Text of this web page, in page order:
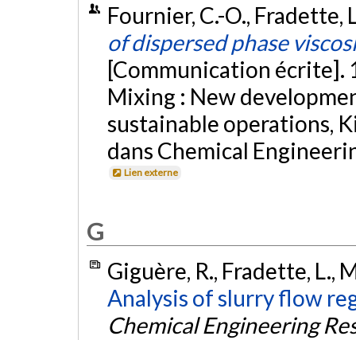
Fournier, C.-O., Fradette,
of dispersed phase
[Communication écrite].
Mixing : New
sustainable operations,
dans Chemical
Lien externe
G
Giguère, R., Fradette, L.,
Analysis of slurry flow
Chemical Engineering